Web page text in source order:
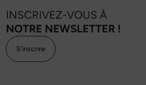
INSCRIVEZ-VOUS À
NOTRE NEWSLETTER !
S'inscrire